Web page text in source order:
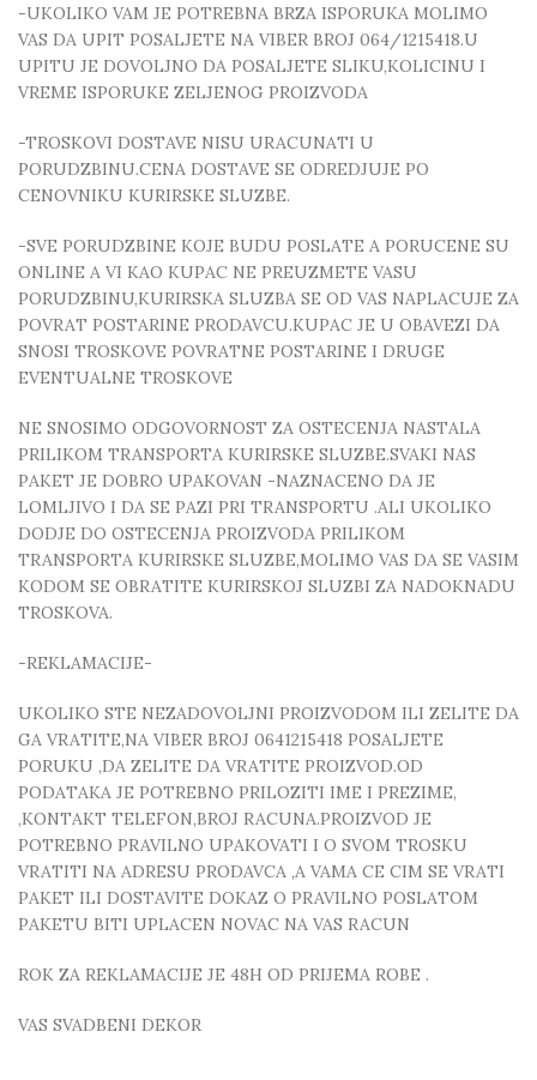
-UKOLIKO VAM JE POTREBNA BRZA ISPORUKA MOLIMO
VAS DA UPIT POSALJETE NA VIBER BROJ 064/1215418.U
UPITU JE DOVOLJNO DA POSALJETE SLIKU,KOLICINU I
VREME ISPORUKE ZELJENOG PROIZVODA
-TROSKOVI DOSTAVE NISU URACUNATI U
PORUDZBINU.CENA DOSTAVE SE ODREDJUJE PO
CENOVNIKU KURIRSKE SLUZBE.
-SVE PORUDZBINE KOJE BUDU POSLATE A PORUCENE SU
ONLINE A VI KAO KUPAC NE PREUZMETE VASU
PORUDZBINU,KURIRSKA SLUZBA SE OD VAS NAPLACUJE ZA
POVRAT POSTARINE PRODAVCU.KUPAC JE U OBAVEZI DA
SNOSI TROSKOVE POVRATNE POSTARINE I DRUGE
EVENTUALNE TROSKOVE
NE SNOSIMO ODGOVORNOST ZA OSTECENJA NASTALA
PRILIKOM TRANSPORTA KURIRSKE SLUZBE.SVAKI NAS
PAKET JE DOBRO UPAKOVAN -NAZNACENO DA JE
LOMLJIVO I DA SE PAZI PRI TRANSPORTU .ALI UKOLIKO
DODJE DO OSTECENJA PROIZVODA PRILIKOM
TRANSPORTA KURIRSKE SLUZBE,MOLIMO VAS DA SE VASIM
KODOM SE OBRATITE KURIRSKOJ SLUZBI ZA NADOKNADU
TROSKOVA.
-REKLAMACIJE-
UKOLIKO STE NEZADOVOLJNI PROIZVODOM ILI ZELITE DA
GA VRATITE,NA VIBER BROJ 0641215418 POSALJETE
PORUKU ,DA ZELITE DA VRATITE PROIZVOD.OD
PODATAKA JE POTREBNO PRILOZITI IME I PREZIME,
,KONTAKT TELEFON,BROJ RACUNA.PROIZVOD JE
POTREBNO PRAVILNO UPAKOVATI I O SVOM TROSKU
VRATITI NA ADRESU PRODAVCA ,A VAMA CE CIM SE VRATI
PAKET ILI DOSTAVITE DOKAZ O PRAVILNO POSLATOM
PAKETU BITI UPLACEN NOVAC NA VAS RACUN
ROK ZA REKLAMACIJE JE 48H OD PRIJEMA ROBE .
VAS SVADBENI DEKOR